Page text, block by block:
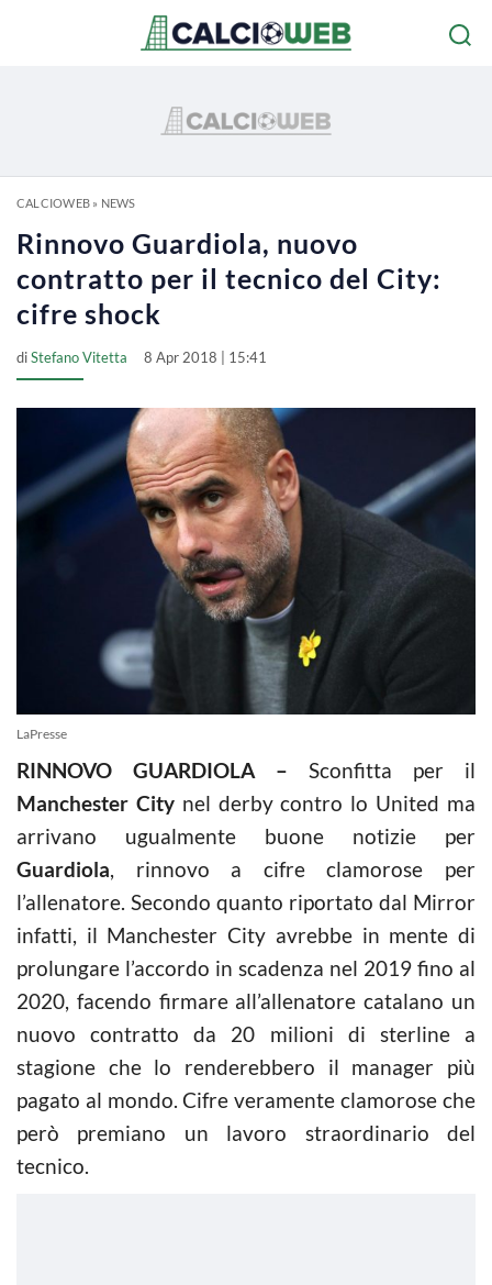
CALCIOWEB» NEWS
Rinnovo Guardiola, nuovo
contratto per il tecnico del City:
cifre shock
diStefano Vitetta 8 Apr 2018 | 15:41
LaPresse
RINNOVO GUARDIOLA – Sconfitta per il
Manchester Citynel derby contro lo United ma
arrivano ugualmente buone notizie per
Guardiola, rinnovo a cifre clamorose per
l’allenatore. Secondo quanto riportato dal Mirror
infatti, il Manchester City avrebbe in mente di
prolungare l’accordo in scadenza nel 2019 fino al
2020, facendo firmare all’allenatore catalano un
nuovo contratto da 20 milioni di sterline a
stagione che lo renderebbero il manager più
pagato al mondo. Cifre veramente clamorose che
però premiano un lavoro straordinario del
tecnico.